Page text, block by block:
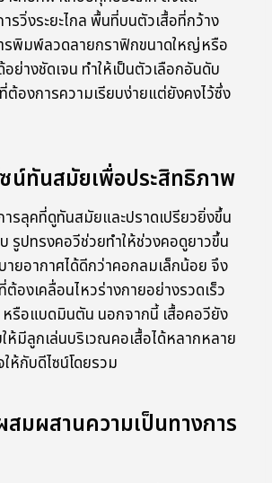
รวิ่งระยะไกล พื้นที่บนตัวเสื้อที่กว้าง
รพิมพ์ลวดลายกราฟิกขนาดใหญ่หรือ
อย่างชัดเจน ทำให้เป็นตัวเลือกอันดับ
องการความเรียบง่ายแต่ยังคงไว้ซึ่ง
น์ทันสมัยเพื่อประสิทธิภาพ
รลุคที่ดูทันสมัยและปราดเปรียวยิ่งขึ้น
รูปทรงคอวีช่วยทำให้ช่วงคอดูยาวขึ้น
ายอากาศได้ดีกว่าคอกลมเล็กน้อย จึง
องเคลื่อนไหวร่างกายอย่างรวดเร็ว
หรือแบดมินตัน นอกจากนี้ เสื้อคอวียัง
ห้มีลูกเล่นบริเวณคอเสื้อได้หลากหลาย
ห้กับดีไซน์โดยรวม
สมผสานความเป็นทางการ